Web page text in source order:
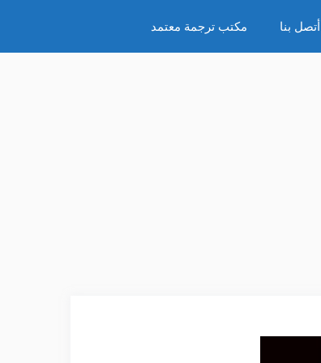
أتصل بنا مكتب ترجمة معتمد